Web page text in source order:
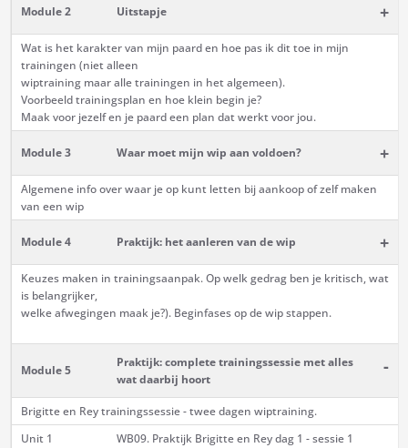
Module 2 Uitstapje +
Wat is het karakter van mijn paard en hoe pas ik dit toe in mijn
trainingen (niet alleen
wiptraining maar alle trainingen in het algemeen).
Voorbeeld trainingsplan en hoe klein begin je?
Maak voor jezelf en je paard een plan dat werkt voor jou.
Module 3 Waar moet mijn wip aan voldoen? +
Algemene info over waar je op kunt letten bij aankoop of zelf maken
van een wip
Module 4 Praktijk: het aanleren van de wip +
Keuzes maken in trainingsaanpak. Op welk gedrag ben je kritisch, wat
is belangrijker,
welke afwegingen maak je?). Beginfases op de wip stappen.
Module 5
Praktijk: complete trainingssessie met alles
wat daarbij hoort
-
Brigitte en Rey trainingssessie - twee dagen wiptraining.
Unit 1
WB09. Praktijk Brigitte en Rey dag 1 - sessie 1